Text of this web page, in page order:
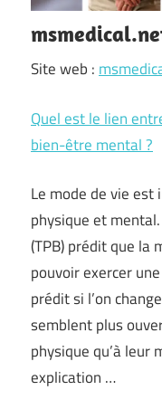
Site web :
Quel est le lien
bien-être mental ?
Le mode de vie
physique et
(TPB) prédit que la
pouvoir exercer
prédit si l’on
semblent plus
physique qu’à leur
explication …